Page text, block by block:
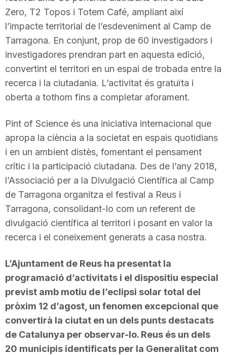
Zero, T2 Topos i Totem Café, ampliant així
l’impacte territorial de l’esdeveniment al Camp de
Tarragona. En conjunt, prop de 60 investigadors i
investigadores prendran part en aquesta edició,
convertint el territori en un espai de trobada entre la
recerca i la ciutadania. L’activitat és gratuïta i
oberta a tothom fins a completar aforament.
Pint of Science és una iniciativa internacional que
apropa la ciència a la societat en espais quotidians
i en un ambient distès, fomentant el pensament
crític i la participació ciutadana. Des de l’any 2018,
l’Associació per a la Divulgació Científica al Camp
de Tarragona organitza el festival a Reus i
Tarragona, consolidant-lo com un referent de
divulgació científica al territori i posant en valor la
recerca i el coneixement generats a casa nostra.
L’Ajuntament de Reus ha presentat la
programació d’activitats i el dispositiu especial
previst amb motiu de l’eclipsi solar total del
pròxim 12 d’agost, un fenomen excepcional que
convertirà la ciutat en un dels punts destacats
de Catalunya per observar-lo. Reus és un dels
20 municipis identificats per la Generalitat com